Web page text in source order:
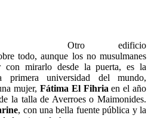
Otro edificio
todo, aunque los no musulmanes
con mirarlo desde la puerta, es la
universidad del mundo,
mujer, Fátima El Fihriaen el año
la talla de Averroes o Maimonides.
, con una bella fuente pública y la